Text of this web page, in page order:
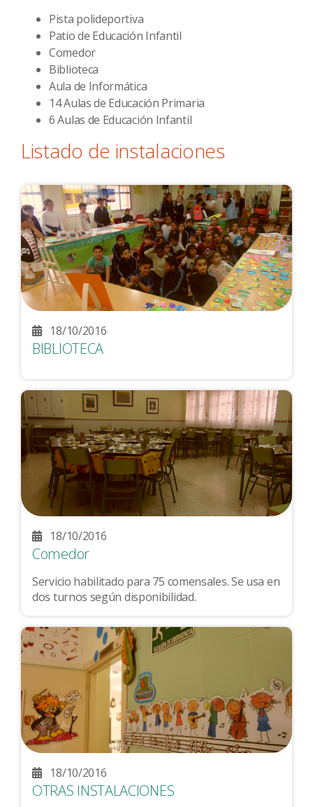
Pista polideportiva
Patio de Educación Infantil
Comedor
Biblioteca
Aula de Informática
14 Aulas de Educación Primaria
6 Aulas de Educación Infantil
Listado de instalaciones
18/10/2016
BIBLIOTECA
18/10/2016
Comedor
Servicio habilitado para 75 comensales. Se usa en
dos turnos según disponibilidad.
18/10/2016
OTRAS INSTALACIONES